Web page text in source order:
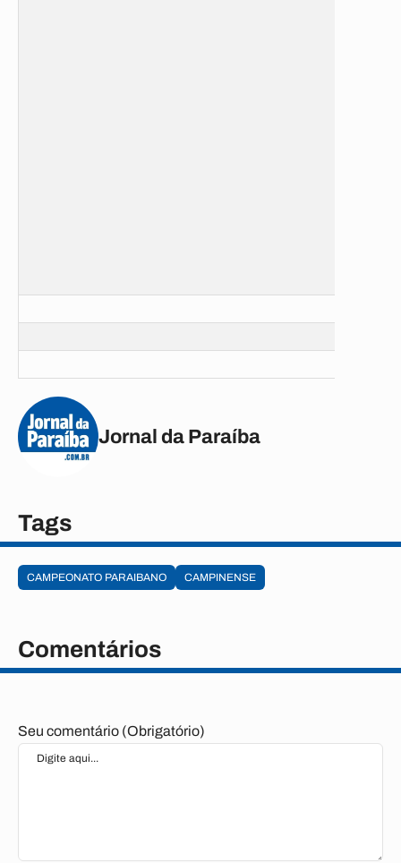
Jornal da Paraíba
Tags
CAMPEONATO PARAIBANO CAMPINENSE
Comentários
Seu comentário (Obrigatório)